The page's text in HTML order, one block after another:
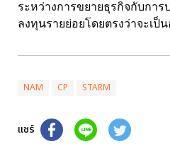
ระหว่างการขยายธุรกิจกับกา
ลงทุนรายย่อยโดยตรงว่าจะเป็น
NAM CP STARM
แชร์